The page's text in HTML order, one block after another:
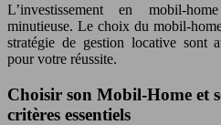
L’investissement en mobil-
minutieuse. Le choix du mobil-
stratégie de gestion locative sont
pour votre réussite.
Choisir son Mobil-Home et
critères essentiels